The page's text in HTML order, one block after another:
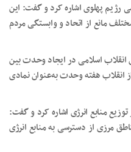
رژیم پهلوی اشاره کرد و گفت: این
مانع از اتحاد و وابستگی مردم
انقلاب اسلامی در ایجاد وحدت بین
هفته وحدت به‌عنوان نمادی
منابع انرژی اشاره کرد و گفت:
مرزی از دسترسی به منابع انرژی